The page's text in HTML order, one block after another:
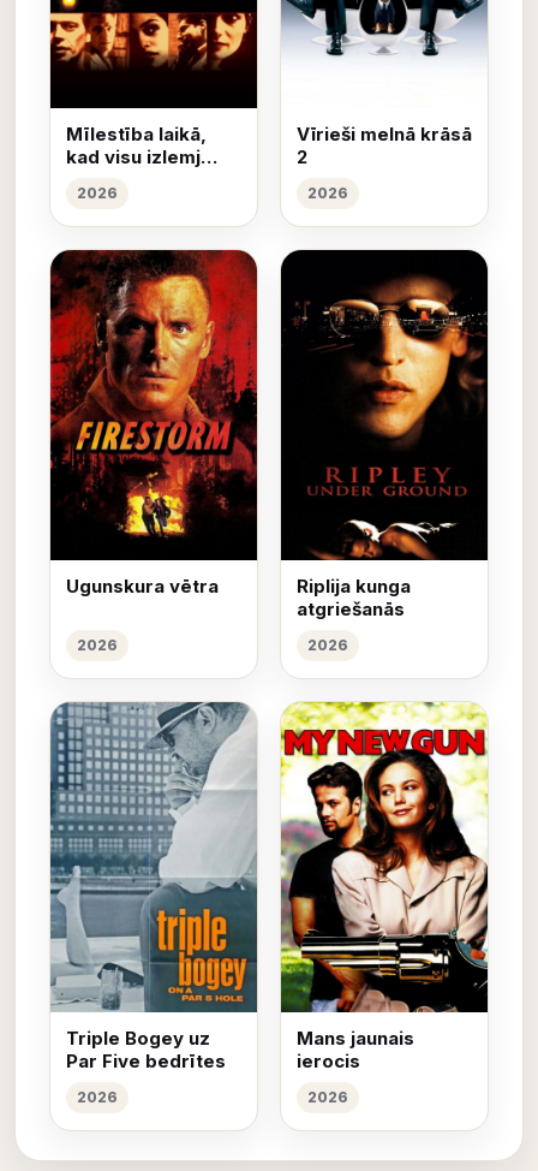
Mīlestība laikā,
kad visu izlemj
2026
Vīrieši melnā krāsā
2
2026
Ugunskura vētra
2026
Riplija kunga
atgriešanās
2026
Triple Bogey uz
Par Five bedrītes
2026
Mans jaunais
ierocis
2026